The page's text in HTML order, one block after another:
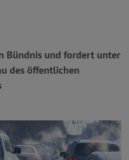
Bündnis und fordert unter
des öffentlichen